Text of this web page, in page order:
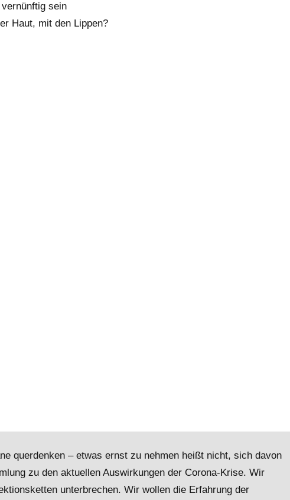
sein
Haut, mit den Lippen?
querdenken – etwas ernst zu nehmen heißt nicht, sich davon
zu den aktuellen Auswirkungen der Corona-Krise. Wir
unterbrechen. Wir wollen die Erfahrung der